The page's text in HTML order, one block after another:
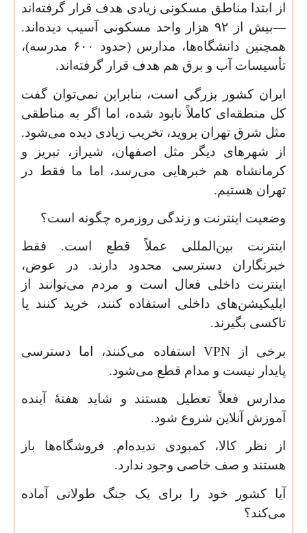
از ابتدا مناطق مسکونی زیادی هدف قرار گرفته‌اند
—بیش از ۹۲ هزار واحد مسکونی آسیب دیده‌اند.
همچنین دانشگاه‌ها، مدارس (حدود ۶۰۰ مدرسه)،
تأسیسات آب و برق هم هدف قرار گرفته‌اند.
ایران کشور بزرگی است، بنابراین نمی‌توان گفت
کل منطقه‌ای کاملاً نابود شده، اما اگر به مناطقی
مثل شرق تهران بروید، تخریب زیادی دیده می‌شود.
از شهرهای دیگر مثل اصفهان، شیراز، تبریز و
کرمانشاه هم خبرهایی می‌رسد، اما ما فقط در
تهران هستیم.
وضعیت اینترنت و زندگی روزمره چگونه است؟
اینترنت بین‌المللی عملاً قطع است. فقط
خبرنگاران دسترسی محدود دارند. در عوض،
اینترنت داخلی فعال است و مردم می‌توانند از
اپلیکیشن‌های داخلی استفاده کنند، خرید کنند یا
تاکسی بگیرند.
برخی ازVPN استفاده می‌کنند، اما دسترسی
پایدار نیست و مدام قطع می‌شود.
مدارس فعلاً تعطیل هستند و شاید هفتهٔ آینده
آموزش آنلاین شروع شود.
از نظر کالا، کمبودی ندیده‌ام. فروشگاه‌ها باز
هستند و صف خاصی وجود ندارد.
آیا کشور خود را برای یک جنگ طولانی آماده
می‌کند؟